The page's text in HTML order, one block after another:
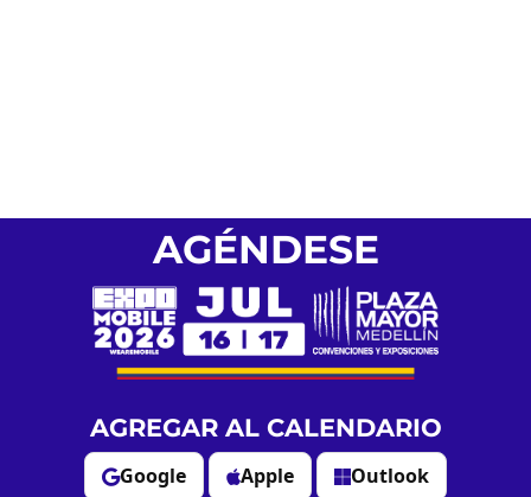
AGÉNDESE
AGREGAR AL CALENDARIO
Google Apple Outlook